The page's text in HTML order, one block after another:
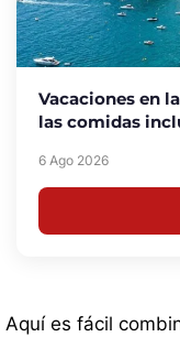
Vacaciones en
las comidas
6 Ago 2026
Aquí es fácil